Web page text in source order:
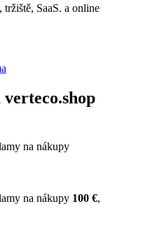
SaaS. a online
na nákupy
na nákupy 100 €,